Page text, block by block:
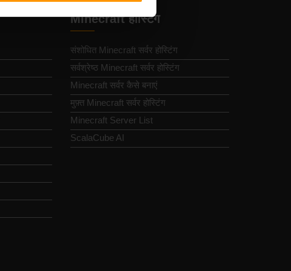
Minecraft होस्टिंग
संशोधित Minecraft सर्वर होस्टिंग
सर्वश्रेष्ठ Minecraft सर्वर होस्टिंग
Minecraft सर्वर कैसे बनाएं
मुफ़्त Minecraft सर्वर होस्टिंग
Minecraft Server List
ScalaCube AI